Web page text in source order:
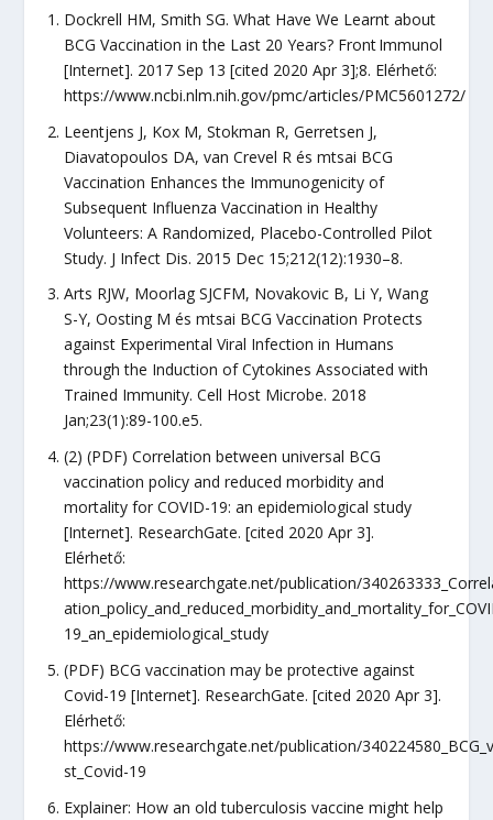
Dockrell HM, Smith SG. What Have We Learnt about
BCG Vaccination in the Last 20 Years? Front Immunol
[Internet]. 2017 Sep 13 [cited 2020 Apr 3];8. Elérhető:
https://www.ncbi.nlm.nih.gov/pmc/articles/PMC5601272/
Leentjens J, Kox M, Stokman R, Gerretsen J,
Diavatopoulos DA, van Crevel R és mtsai BCG
Vaccination Enhances the Immunogenicity of
Subsequent Influenza Vaccination in Healthy
Volunteers: A Randomized, Placebo-Controlled Pilot
Study. J Infect Dis. 2015 Dec 15;212(12):1930–8.
Arts RJW, Moorlag SJCFM, Novakovic B, Li Y, Wang
S-Y, Oosting M és mtsai BCG Vaccination Protects
against Experimental Viral Infection in Humans
through the Induction of Cytokines Associated with
Trained Immunity. Cell Host Microbe. 2018
Jan;23(1):89-100.e5.
(2) (PDF) Correlation between universal BCG
vaccination policy and reduced morbidity and
mortality for COVID-19: an epidemiological study
[Internet]. ResearchGate. [cited 2020 Apr 3].
Elérhető:
https://www.researchgate.net/publication/
19_an_epidemiological_study
(PDF) BCG vaccination may be protective against
Covid-19 [Internet]. ResearchGate. [cited 2020 Apr 3].
Elérhető:
https://www.researchgate.net/publication/
st_Covid-19
Explainer: How an old tuberculosis vaccine might help